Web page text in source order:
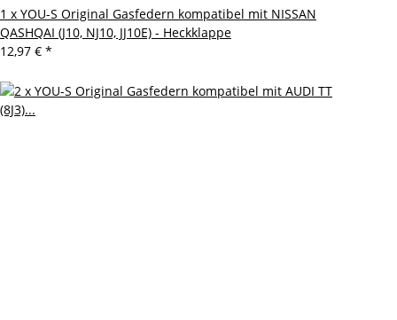
1 x YOU-S Original Gasfedern kompatibel mit NISSAN
QASHQAI (J10, NJ10, JJ10E) - Heckklappe
12,97 € *